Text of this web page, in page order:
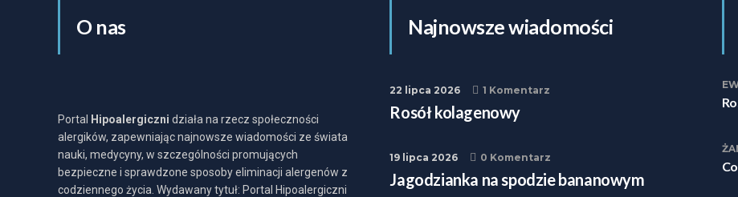
O nas
Portal Hipoalergiczni działa na rzecz społeczności
alergików, zapewniając najnowsze wiadomości ze świata
nauki, medycyny, w szczególności promujących
bezpieczne i sprawdzone sposoby eliminacji alergenów z
codziennego życia. Wydawany tytuł: Portal Hipoalergiczni
Najnowsze wiadomości
22 lipca 2026 1 Komentarz
Rosół kolagenowy
19 lipca 2026 0 Komentarz
Jagodzianka na spodzie bananowym